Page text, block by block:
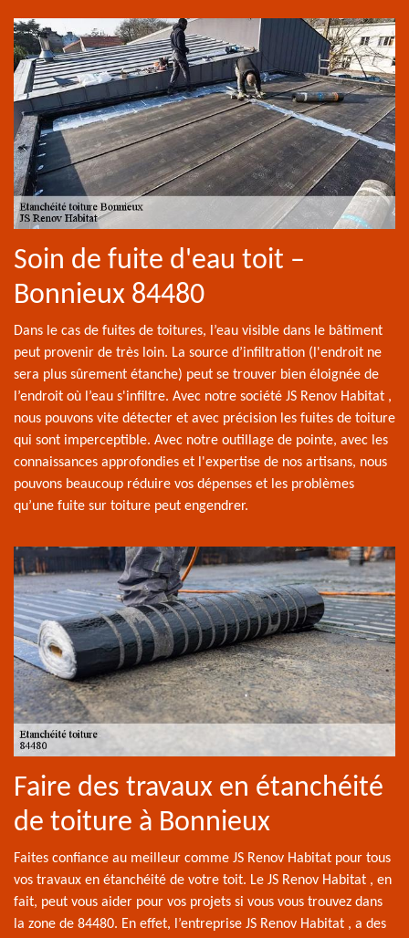
Soin de fuite d'eau toit –
Bonnieux 84480
Dans le cas de fuites de toitures, l’eau visible dans le bâtiment
peut provenir de très loin. La source d’infiltration (l'endroit ne
sera plus sûrement étanche) peut se trouver bien éloignée de
l’endroit où l’eau s'infiltre. Avec notre société JS Renov Habitat ,
nous pouvons vite détecter et avec précision les fuites de toiture
qui sont imperceptible. Avec notre outillage de pointe, avec les
connaissances approfondies et l'expertise de nos artisans, nous
pouvons beaucoup réduire vos dépenses et les problèmes
qu’une fuite sur toiture peut engendrer.
Faire des travaux en étanchéité
de toiture à Bonnieux
Faites confiance au meilleur comme JS Renov Habitat pour tous
vos travaux en étanchéité de votre toit. Le JS Renov Habitat , en
fait, peut vous aider pour vos projets si vous vous trouvez dans
la zone de 84480. En effet, l’entreprise JS Renov Habitat , a des